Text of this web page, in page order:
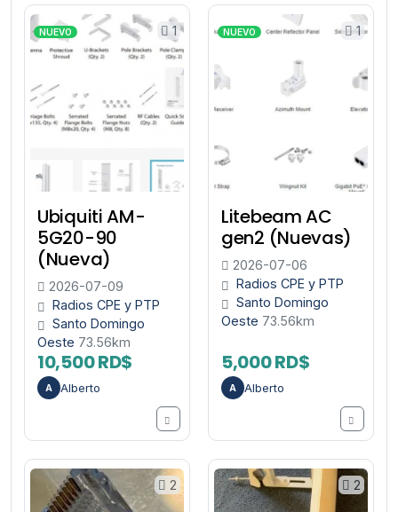
1
NUEVO
Ubiquiti AM-
5G20-90
(Nueva)
2026-07-09
Radios CPE y PTP
Santo Domingo
Oeste 73.56km
10,500 RD$
A Alberto
1
NUEVO
Litebeam AC
gen2 (Nuevas)
2026-07-06
Radios CPE y PTP
Santo Domingo
Oeste 73.56km
5,000 RD$
A Alberto
2 2